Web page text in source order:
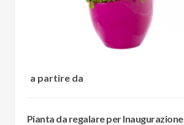
a partire da
Pianta da regalare per Inaugurazione